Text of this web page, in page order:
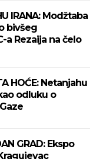
IRANA: Modžtaba
bivšeg
a Rezaija na čelo
HOĆE: Netanjahu
odluku o
GRAD: Ekspo